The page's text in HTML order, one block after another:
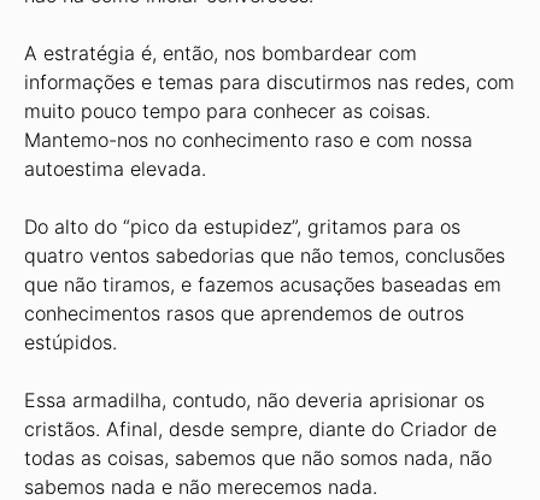
A estratégia é, então, nos bombardear com
informações e temas para discutirmos nas redes, com
muito pouco tempo para conhecer as coisas.
Mantemo-nos no conhecimento raso e com nossa
autoestima elevada.
Do alto do “pico da estupidez”, gritamos para os
quatro ventos sabedorias que não temos, conclusões
que não tiramos, e fazemos acusações baseadas em
conhecimentos rasos que aprendemos de outros
estúpidos.
Essa armadilha, contudo, não deveria aprisionar os
cristãos. Afinal, desde sempre, diante do Criador de
todas as coisas, sabemos que não somos nada, não
sabemos nada e não merecemos nada.